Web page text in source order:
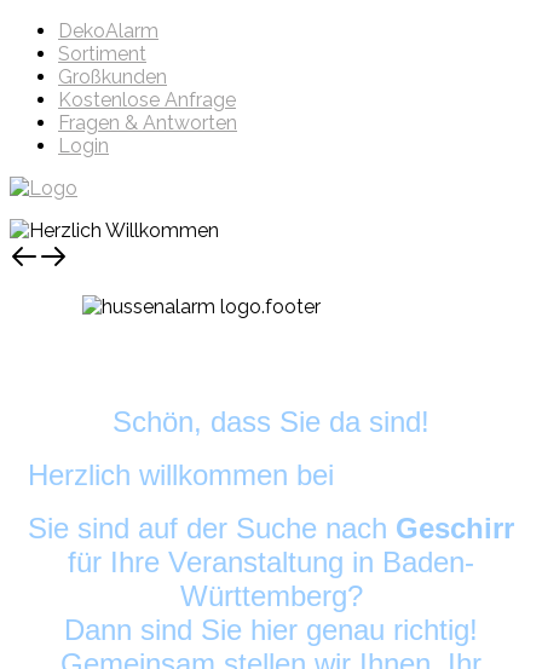
DekoAlarm
Sortiment
Großkunden
Kostenlose Anfrage
Fragen & Antworten
Login
Schön, dass Sie da sind!
Herzlich willkommen bei
Sie sind auf der Suche nach Geschirr
für Ihre Veranstaltung in Baden-
Württemberg?
Dann sind Sie hier genau richtig!